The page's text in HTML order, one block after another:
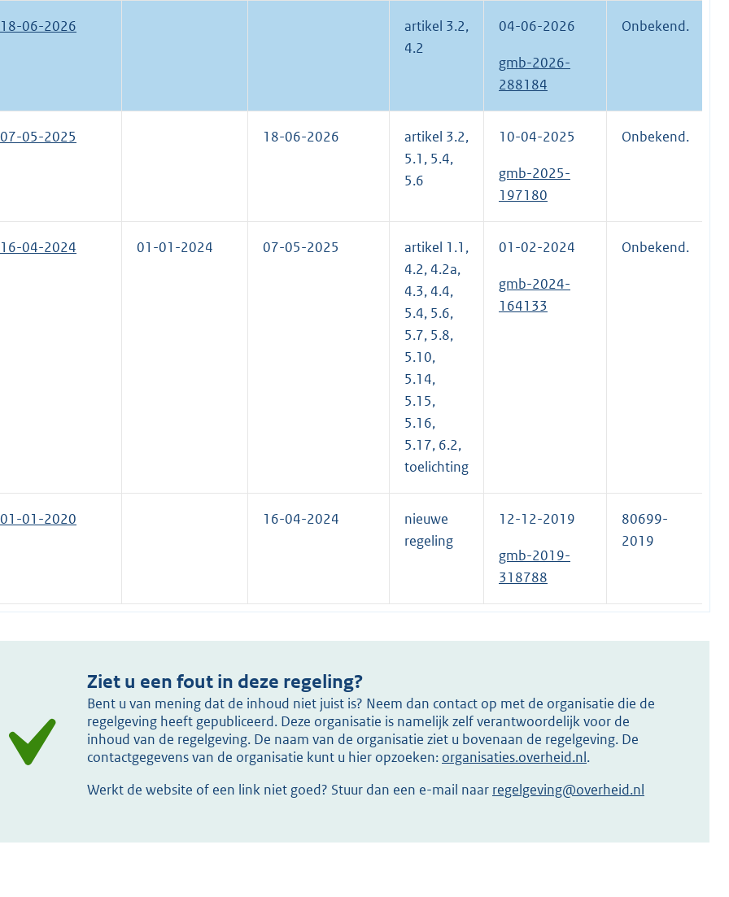
18-06-2026
artikel 3.2,
4.2
04-06-2026
gmb-2026-
288184
Onbekend.
07-05-2025 18-06-2026
artikel 3.2,
5.1, 5.4,
5.6
10-04-2025
gmb-2025-
197180
Onbekend.
16-04-2024 01-01-2024 07-05-2025
artikel 1.1,
4.2, 4.2a,
4.3, 4.4,
5.4, 5.6,
5.7, 5.8,
5.10,
5.14,
5.15,
5.16,
5.17, 6.2,
toelichting
01-02-2024
gmb-2024-
164133
Onbekend.
01-01-2020 16-04-2024
nieuwe
regeling
12-12-2019
gmb-2019-
318788
80699-
2019
Ziet u een fout in deze regeling?
Bent u van mening dat de inhoud niet juist is? Neem dan contact op met de organisatie die de
regelgeving heeft gepubliceerd. Deze organisatie is namelijk zelf verantwoordelijk voor de
inhoud van de regelgeving. De naam van de organisatie ziet u bovenaan de regelgeving. De
contactgegevens van de organisatie kunt u hier opzoeken: organisaties.overheid.nl.
Werkt de website of een link niet goed? Stuur dan een e-mail naar regelgeving@overheid.nl